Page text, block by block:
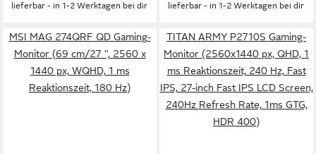
lieferbar - in 1-2 Werktagen bei dir lieferbar - in 1-2 Werktagen bei dir
MSI MAG 274QRF QD Gaming-
Monitor (69 cm/27 ", 2560 x
1440 px, WQHD, 1 ms
Reaktionszeit, 180 Hz)
TITAN ARMY P2710S Gaming-
Monitor (2560x1440 px, QHD, 1
ms Reaktionszeit, 240 Hz, Fast
IPS, 27-inch Fast IPS LCD Screen,
240Hz Refresh Rate, 1ms GTG,
HDR 400)